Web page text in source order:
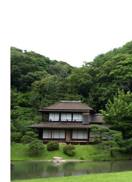
ン
ク
へ
ス
キ
ッ
プ
記